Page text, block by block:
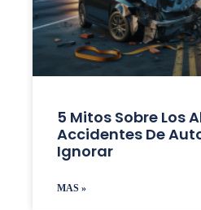
5 Mitos Sobre Los
Accidentes De
Ignorar
MAS »